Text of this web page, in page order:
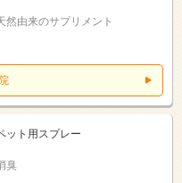
然由来のサプリメント
ト用スプレー
臭